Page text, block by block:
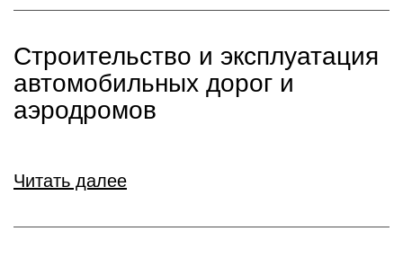
Строительство и эксплуатация
автомобильных дорог и
аэродромов
Читать далее